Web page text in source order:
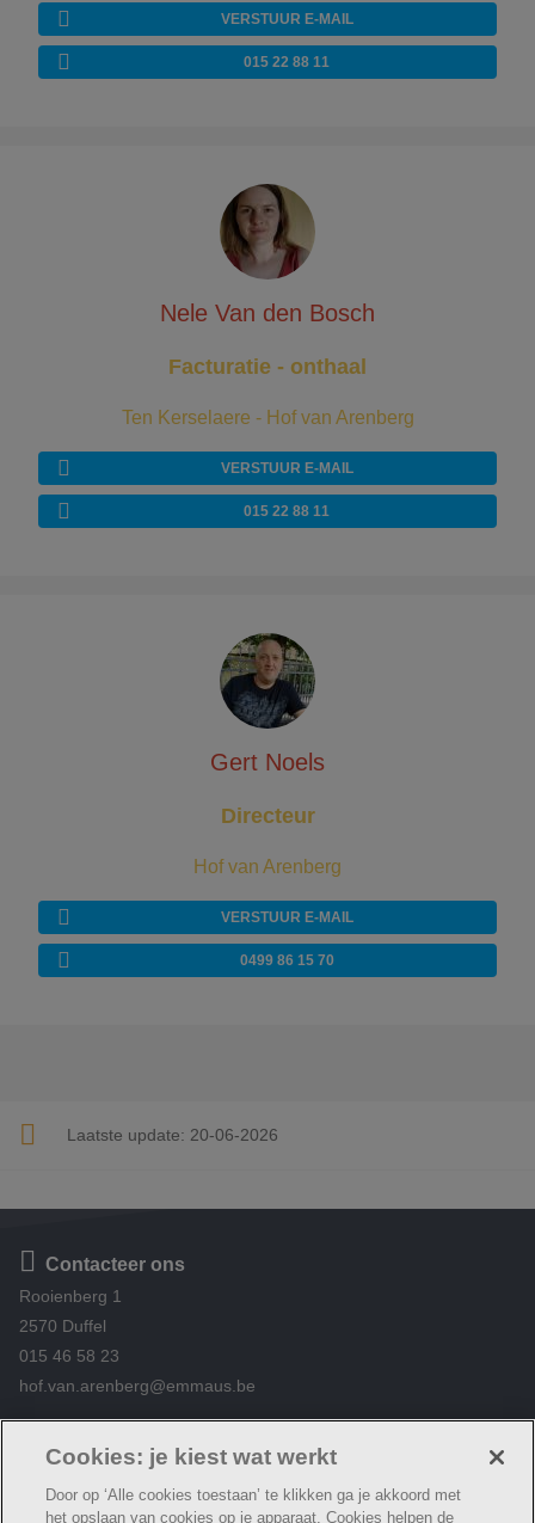
VERSTUUR E-MAIL
015 22 88 11
Nele Van den Bosch
Facturatie - onthaal
Ten Kerselaere - Hof van Arenberg
VERSTUUR E-MAIL
015 22 88 11
Gert Noels
Directeur
Hof van Arenberg
VERSTUUR E-MAIL
0499 86 15 70
Laatste update: 20-06-2026
Contacteer ons
Rooienberg 1
2570 Duffel
015 46 58 23
hof.van.arenberg@emmaus.be
Arenberg-376696345834584/
Cookies: je kiest wat werkt
Door op ‘Alle cookies toestaan’ te klikken ga je akkoord met
het opslaan van cookies op je apparaat. Cookies helpen de